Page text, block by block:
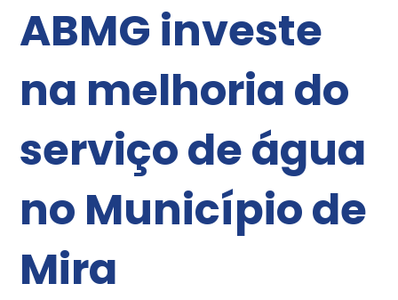
ABMG investe
na melhoria do
serviço de água
no Município de
Mira